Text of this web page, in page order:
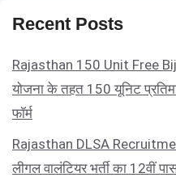
Recent Posts
Rajasthan 150 Unit Free
योजना के तहत 150 यूनिट
फॉर्म
Rajasthan DLSA
लीगल वालंटियर भर्ती का 12वीं